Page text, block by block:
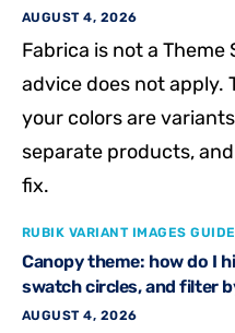
AUGUST 4, 2026
Fabrica is not a
advice does not apply.
your colors are
separate products,
fix.
RUBIK VARIANT IMAGES
Canopy theme: how do I
swatch circles, and filter
AUGUST 4, 2026